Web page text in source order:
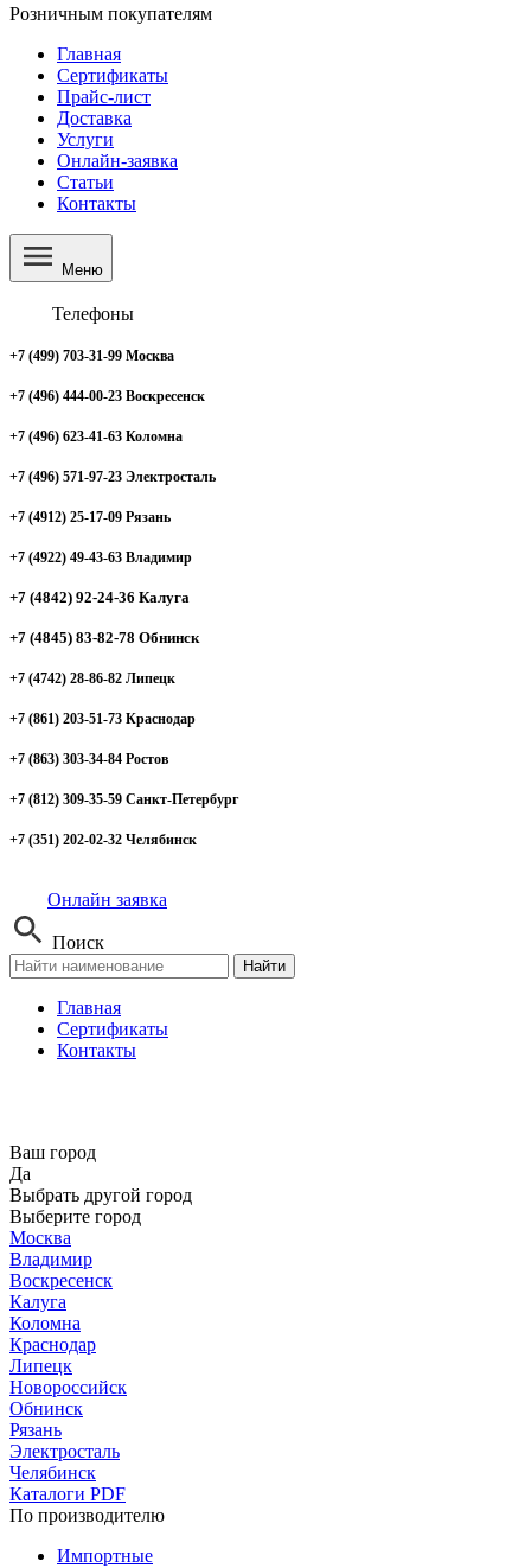
Розничным покупателям
Главная
Сертификаты
Прайс-лист
Доставка
Услуги
Онлайн-заявка
Статьи
Контакты
Меню
Телефоны
+7 (499) 703-31-99 Москва
+7 (496) 444-00-23 Воскресенск
+7 (496) 623-41-63 Коломна
+7 (496) 571-97-23 Электросталь
+7 (4912) 25-17-09 Рязань
+7 (4922) 49-43-63 Владимир
+7 (4842) 92-24-36 Калуга
+7 (4845) 83-82-78 Обнинск
+7 (4742) 28-86-82 Липецк
+7 (861) 203-51-73 Краснодар
+7 (863) 303-34-84 Ростов
+7 (812) 309-35-59 Санкт-Петербург
+7 (351) 202-02-32 Челябинск
Онлайн заявка
Поиск
Найти
Главная
Сертификаты
Контакты
Ваш город
Да
Выбрать другой город
Выберите город
Москва
Владимир
Воскресенск
Калуга
Коломна
Краснодар
Липецк
Новороссийск
Обнинск
Рязань
Электросталь
Челябинск
Каталоги PDF
По производителю
Импортные